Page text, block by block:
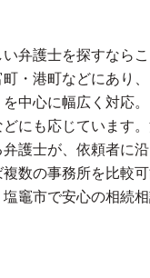
弁護士を探すなら
・港町などにあり
中心に幅広く対応
にも応じています
護士が、依頼者に
数の事務所を比較
竈市で安心の相続相